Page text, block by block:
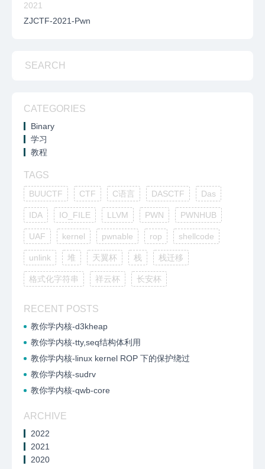
2021
ZJCTF-2021-Pwn
CATEGORIES
Binary
学习
教程
TAGS
BUUCTF CTF C语言 DASCTF Das
IDA IO_FILE LLVM PWN PWNHUB
UAF kernel pwnable rop shellcode
unlink 堆 天翼杯 栈 栈迁移
格式化字符串 祥云杯 长安杯
RECENT POSTS
教你学内核-d3kheap
教你学内核-tty,seq结构体利用
教你学内核-linux kernel ROP 下的保护绕过
教你学内核-sudrv
教你学内核-qwb-core
ARCHIVE
2022
2021
2020